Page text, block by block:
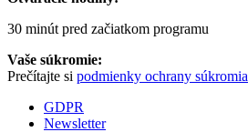
30 minút pred začiatkom programu
Vaše súkromie:
Prečítajte si podmienky ochrany súkromia
GDPR
Newsletter